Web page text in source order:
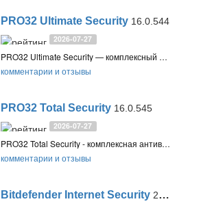
PRO32 Ultimate Security 16.0.544
2026-07-27
PRO32 Ultimate Security — комплексный антивирус на базе K7 Computing для защиты устройств от вирусов, фишинга и атак нулевого дня. Обеспечивает безопасность онлайн-платежей, защиту веб-камеры, контроль Wi-Fi, родительский контроль и резервное копирование данных. Поддерживает Windows и Android
комментарии и отзывы
PRO32 Total Security 16.0.545
2026-07-27
PRO32 Total Security - комплексная антивирусная защита от российских разработчиков, выпущенная на базе индийских антивирусных технологий K7 Computing
комментарии и отзывы
Bitdefender Internet Security 27.0.61.344